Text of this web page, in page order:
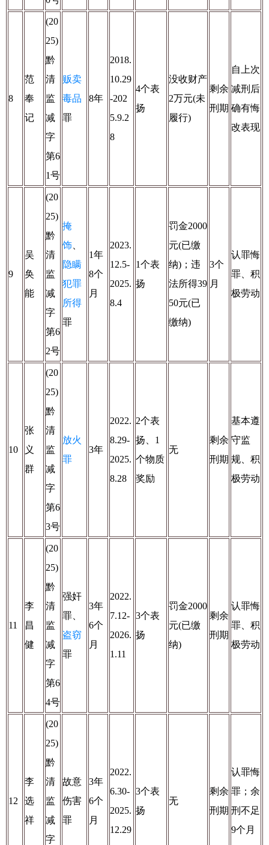
8
范
奉
记
(20
25)
黔
清
监
减
字
第6
1号
贩卖
毒品
罪
8年
2018.
10.29
-202
5.9.2
8
4个表
扬
没收财产
2万元(未
履行)
剩余
刑期
自上次
减刑后
确有悔
改表现
9
吴
奂
能
(20
25)
黔
清
监
减
字
第6
2号
掩
饰
隐瞒
犯罪
所得
罪
1年
8个
月
2023.
12.5-
2025.
8.4
1个表
扬
罚金2000
元(已缴
纳)；违
法所得39
50元(已
缴纳)
3个
月
认罪悔
罪、积
极劳动
10
张
义
群
(20
25)
黔
清
监
减
字
第6
3号
放火
罪
3年
2022.
8.29-
2025.
8.28
2个表
扬、1
个物质
奖励
无
剩余
刑期
基本遵
守监
规、积
极劳动
11
李
昌
健
(20
25)
黔
清
监
减
字
第6
4号
强奸
罪、
盗窃
罪
3年
6个
月
2022.
7.12-
2026.
1.11
3个表
扬
罚金2000
元(已缴
纳)
剩余
刑期
认罪悔
罪、积
极劳动
12
李
选
祥
(20
25)
黔
清
监
减
字
故意
伤害
罪
3年
6个
月
2022.
6.30-
2025.
12.29
3个表
扬
无
剩余
刑期
认罪悔
罪；余
刑不足
9个月